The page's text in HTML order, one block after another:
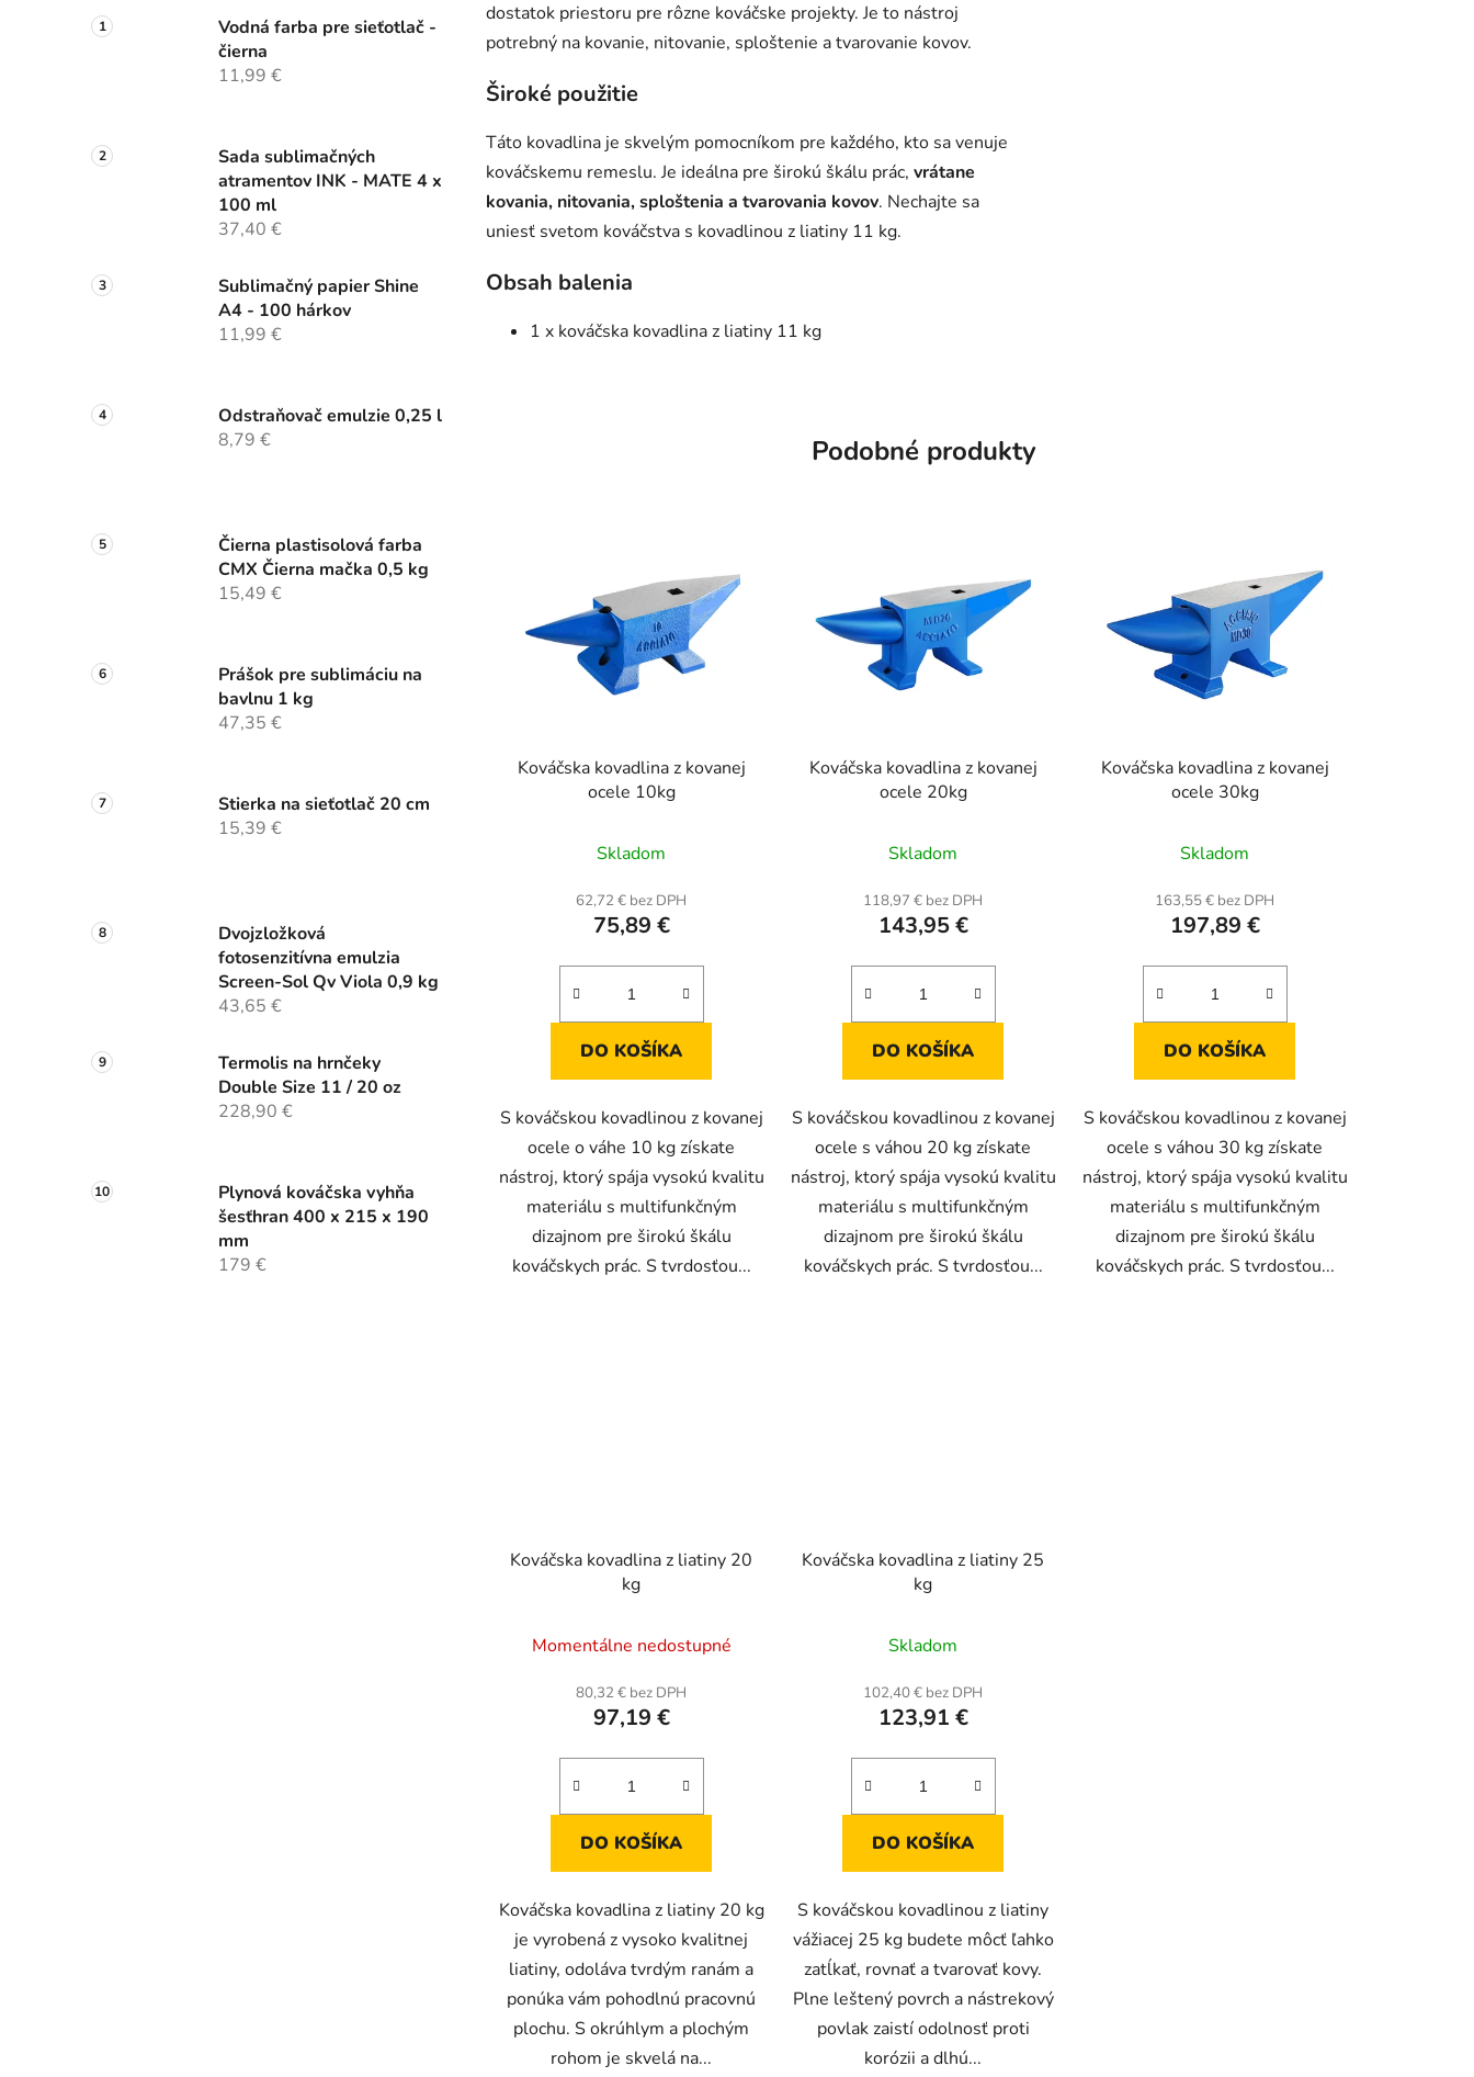
Vodná farba pre sieťotlač -
čierna
11,99 €
Sada sublimačných
atramentov INK - MATE 4 x
100 ml
37,40 €
Sublimačný papier Shine
A4 - 100 hárkov
11,99 €
Odstraňovač emulzie 0,25 l
8,79 €
Čierna plastisolová farba
CMX Čierna mačka 0,5 kg
15,49 €
Prášok pre sublimáciu na
bavlnu 1 kg
47,35 €
Stierka na sieťotlač 20 cm
15,39 €
Dvojzložková
fotosenzitívna emulzia
Screen-Sol Qv Viola 0,9 kg
43,65 €
Termolis na hrnčeky
Double Size 11 / 20 oz
228,90 €
Plynová kováčska vyhňa
šesťhran 400 x 215 x 190
mm
179 €
dostatok priestoru pre rôzne kováčske projekty. Je to nástroj
potrebný na kovanie, nitovanie, sploštenie a tvarovanie kovov.
Široké použitie
Táto kovadlina je skvelým pomocníkom pre každého, kto sa venuje
kováčskemu remeslu. Je ideálna pre širokú škálu prác, vrátane
kovania, nitovania, sploštenia a tvarovania kovov. Nechajte sa
uniesť svetom kováčstva s kovadlinou z liatiny 11 kg.
Obsah balenia
1 x kováčska kovadlina z liatiny 11 kg
Podobné produkty
Kováčska kovadlina z kovanej
ocele 10kg
Skladom
62,72 € bez DPH
75,89 €
DO KOŠÍKA
S kováčskou kovadlinou z kovanej
ocele o váhe 10 kg získate
nástroj, ktorý spája vysokú kvalitu
materiálu s multifunkčným
dizajnom pre širokú škálu
kováčskych prác. S tvrdosťou...
Kováčska kovadlina z kovanej
ocele 20kg
Skladom
118,97 € bez DPH
143,95 €
DO KOŠÍKA
S kováčskou kovadlinou z kovanej
ocele s váhou 20 kg získate
nástroj, ktorý spája vysokú kvalitu
materiálu s multifunkčným
dizajnom pre širokú škálu
kováčskych prác. S tvrdosťou...
Kováčska kovadlina z kovanej
ocele 30kg
Skladom
163,55 € bez DPH
197,89 €
DO KOŠÍKA
S kováčskou kovadlinou z kovanej
ocele s váhou 30 kg získate
nástroj, ktorý spája vysokú kvalitu
materiálu s multifunkčným
dizajnom pre širokú škálu
kováčskych prác. S tvrdosťou...
Kováčska kovadlina z liatiny 20
kg
Momentálne nedostupné
80,32 € bez DPH
97,19 €
DO KOŠÍKA
Kováčska kovadlina z liatiny 20 kg
je vyrobená z vysoko kvalitnej
liatiny, odoláva tvrdým ranám a
ponúka vám pohodlnú pracovnú
plochu. S okrúhlym a plochým
rohom je skvelá na...
Kováčska kovadlina z liatiny 25
kg
Skladom
102,40 € bez DPH
123,91 €
DO KOŠÍKA
S kováčskou kovadlinou z liatiny
vážiacej 25 kg budete môcť ľahko
zatĺkať, rovnať a tvarovať kovy.
Plne leštený povrch a nástrekový
povlak zaistí odolnosť proti
korózii a dlhú...